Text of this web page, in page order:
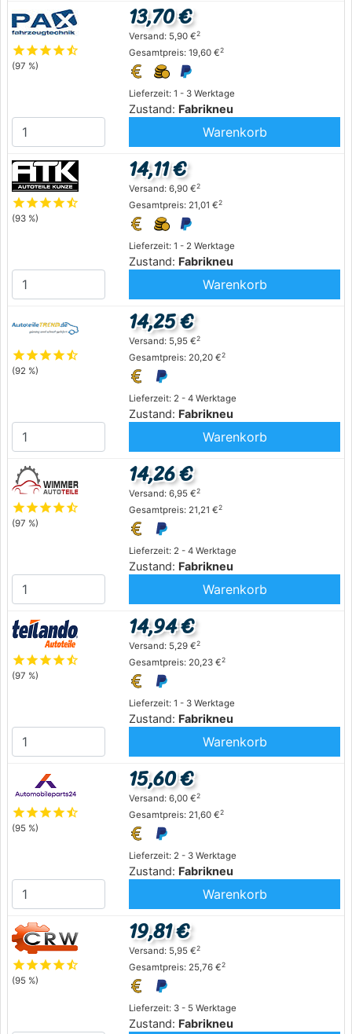
starstarstarstarstar_half
(97 %)
Lieferzeit: 1 - 3 Werktage
Zustand: Fabrikneu
13,70 €
Versand: 5,90 €2
Gesamtpreis: 19,60 €2
Warenkorb
starstarstarstarstar_half
(93 %)
Lieferzeit: 1 - 2 Werktage
Zustand: Fabrikneu
14,11 €
Versand: 6,90 €2
Gesamtpreis: 21,01 €2
Warenkorb
starstarstarstarstar_half
(92 %)
Lieferzeit: 2 - 4 Werktage
Zustand: Fabrikneu
14,25 €
Versand: 5,95 €2
Gesamtpreis: 20,20 €2
Warenkorb
starstarstarstarstar_half
(97 %)
Lieferzeit: 2 - 4 Werktage
Zustand: Fabrikneu
14,26 €
Versand: 6,95 €2
Gesamtpreis: 21,21 €2
Warenkorb
starstarstarstarstar_half
(97 %)
Lieferzeit: 1 - 3 Werktage
Zustand: Fabrikneu
14,94 €
Versand: 5,29 €2
Gesamtpreis: 20,23 €2
Warenkorb
starstarstarstarstar_half
(95 %)
Lieferzeit: 2 - 3 Werktage
Zustand: Fabrikneu
15,60 €
Versand: 6,00 €2
Gesamtpreis: 21,60 €2
Warenkorb
starstarstarstarstar_half
(95 %)
Lieferzeit: 3 - 5 Werktage
Zustand: Fabrikneu
19,81 €
Versand: 5,95 €2
Gesamtpreis: 25,76 €2